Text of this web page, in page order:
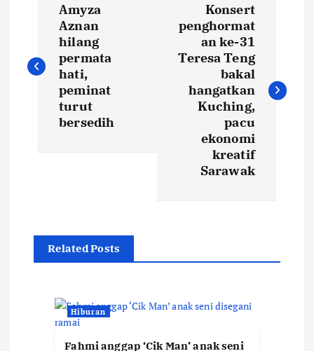
s
g
Amyza
Aznan
hilang
permata
hati,
peminat
turut
bersedih
Konsert
penghormat
an ke-31
Teresa Teng
bakal
hangatkan
Kuching,
pacu
ekonomi
kreatif
Sarawak
Related Posts
Hiburan
Fahmi anggap ‘Cik Man’ anak seni